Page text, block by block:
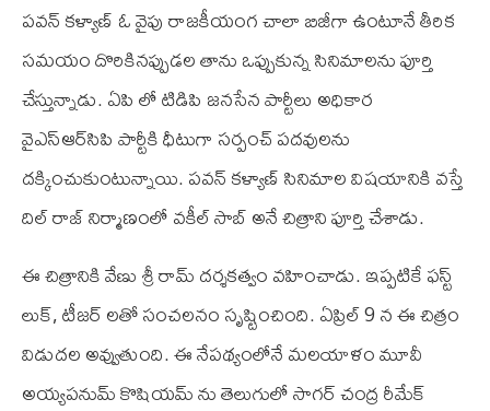
పవన్ కళ్యాణ్ ఓ వైపు రాజకీయంగ చాలా బిజీగా ఉంటూనే తీరిక
సమయం దొరికినప్పుడల తాను ఒప్పుకున్న సినిమాలను పూర్తి
చేస్తున్నాడు. ఏ‌పి లో టి‌డి‌పి జనసేన పార్టీలు అధికార
వై‌ఎస్‌ఆర్‌సి‌పి పార్టీకి ధీటుగా సర్పంచ్ పదవులను
దక్కించుకుంటున్నాయి. పవన్ కళ్యాణ్ సినిమాల విషయానికి వస్తే
దిల్ రాజ్ నిర్మాణంలో వకీల్ సాబ్ అనే చిత్రాని పూర్తి చేశాడు.
ఈ చిత్రానికి వేణు శ్రీ రామ్ దర్శకత్వం వహించాడు. ఇప్పటికే ఫస్ట్
లుక్, టీజర్ లతో సంచలనం సృష్టించింది. ఏప్రిల్ 9 న ఈ చిత్రం
విడుదల అవ్వుతుంది. ఈ నేపథ్యంలోనే మలయాళం మూవీ
అయ్యపనుమ్ కొషియమ్ ను తెలుగులో సాగర్ చంద్ర రీమేక్